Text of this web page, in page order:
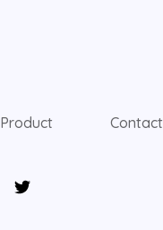
Product Contact